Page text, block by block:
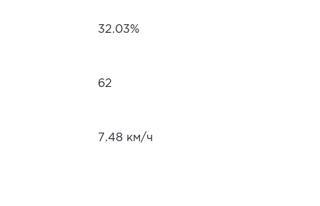
32.03%
62
7.48 км/ч